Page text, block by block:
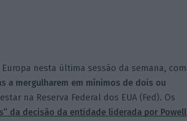
nesta última sessão da semana, com
a mergulharem em mínimos de dois ou
na Reserva Federal dos EUA (Fed). Os
da decisão da entidade liderada por Powell